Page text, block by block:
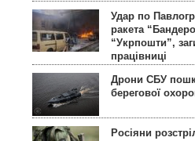
Удар по
ракета
“Укрпошти”,
працівниці
Дрони СБУ
берегової
Росіяни